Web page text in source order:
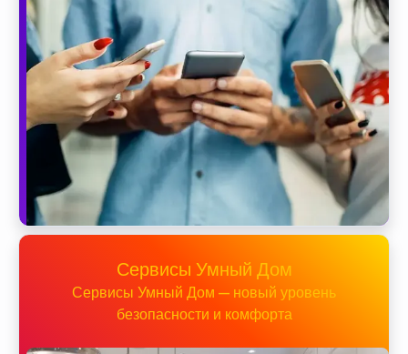
Сервисы Умный Дом
Сервисы Умный Дом — новый уровень
безопасности и комфорта